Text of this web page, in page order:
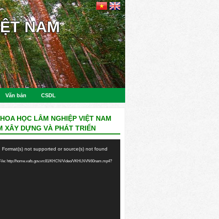
NAM
Văn bản CSDL
HỌC LÂM NGHIỆP VIỆT NAM
XÂY DỰNG VÀ PHÁT TRIỂN
Format(s) not supported or source(s) not found
http://home.vafs.gov.vn:81/KHCN/Video/VKHLNVN60nam.mp4?